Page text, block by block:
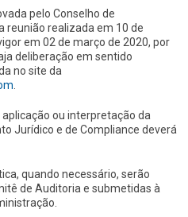
pelo Conselho de
reunião realizada em 10 de
em 02 de março de 2020, por
deliberação em sentido
no site da
aplicação ou interpretação da
Jurídico e de Compliance deverá
quando necessário, serão
de Auditoria e submetidas à